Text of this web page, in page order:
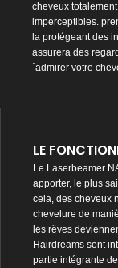
cheveux
imperceptibles.
la protégeant des
assurera des
´admirer votre
LE
Le Laserbeamer
apporter, le plus
cela, des cheveux
chevelure de
les rêves
Hairdreams sont
partie intégrante